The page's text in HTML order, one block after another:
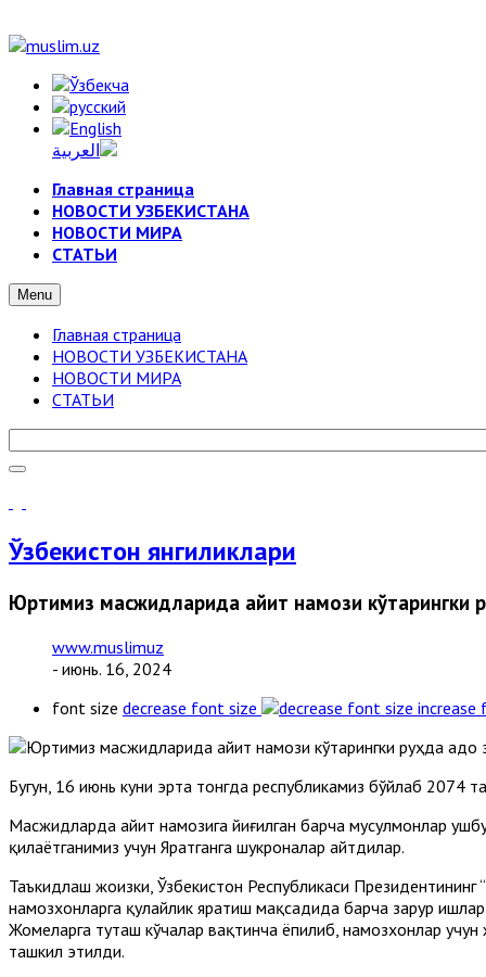
Главная страница
НОВОСТИ УЗБЕКИСТАНА
НОВОСТИ МИРА
СТАТЬИ
Menu
Главная страница
НОВОСТИ УЗБЕКИСТАНА
НОВОСТИ МИРА
СТАТЬИ
Ўзбекистон янгиликлари
Юртимиз масжидларида Ҳайит намози кўтарингки
www.muslimuz
- июнь. 16, 2024
font size decrease font size increase
Бугун, 16 июнь куни эрта тонгда республикамиз бўйлаб
Масжидларда Ҳайит намозига йиғилган барча мусулмонлар
қилаётганимиз учун Яратганга шукроналар айтдилар.
Таъкидлаш жоизки, Ўзбекистон Республикаси
намозхонларга қулайлик яратиш мақсадида барча зарур
Жомеларга туташ кўчалар вақтинча ёпилиб, намозхонлар
ташкил этилди.